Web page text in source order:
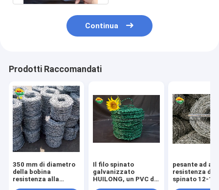
Continua
Prodotti Raccomandati
350 mm di diametro
della bobina
resistenza alla
Il filo spinato
galvanizzato
HUILONG, un PVC di
pesante ad
resistenza del
spinato 12-1/